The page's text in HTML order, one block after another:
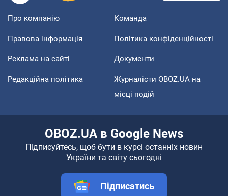
Про компанію Команда
Правова інформація Політика конфіденційності
Реклама на сайті Документи
Редакційна політика
Журналісти OBOZ.UA на
місці подій
OBOZ.UA в Google News
Підписуйтесь, щоб бути в курсі останніх новин
України та світу сьогодні
Підписатись